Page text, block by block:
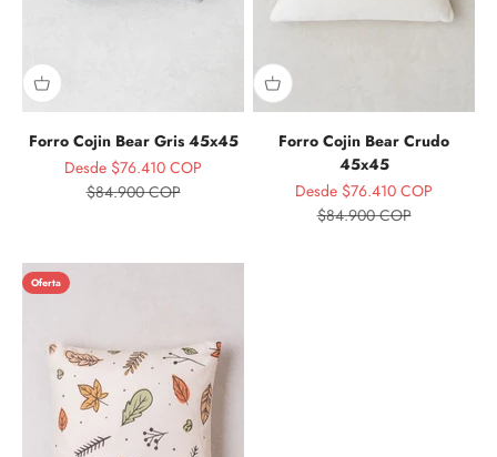
Forro Cojin Bear Gris 45x45
Precio de oferta
Desde $76.410 COP
Precio normal
$84.900 COP
Forro Cojin Bear Crudo
45x45
Precio de oferta
Desde $76.410 COP
Precio normal
$84.900 COP
Oferta